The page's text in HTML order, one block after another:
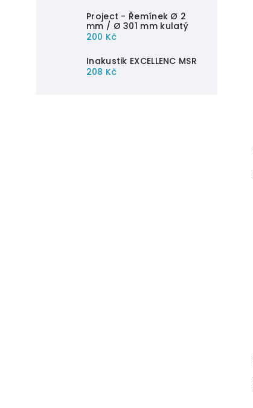
Project - Řemínek Ø 2
mm / Ø 301 mm kulatý
200 Kč
Inakustik EXCELLENC MSR
208 Kč